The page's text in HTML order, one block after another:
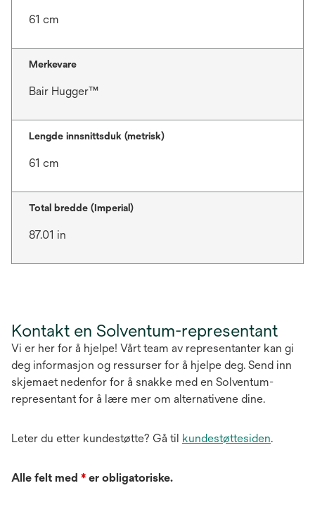
61 cm
Merkevare
Bair Hugger™
Lengde innsnittsduk (metrisk)
61 cm
Total bredde (Imperial)
87.01 in
Kontakt en Solventum-representant
Vi er her for å hjelpe! Vårt team av representanter kan gi
deg informasjon og ressurser for å hjelpe deg. Send inn
skjemaet nedenfor for å snakke med en Solventum-
representant for å lære mer om alternativene dine.
Leter du etter kundestøtte? Gå til kundestøttesiden.
Alle felt med * er obligatoriske.